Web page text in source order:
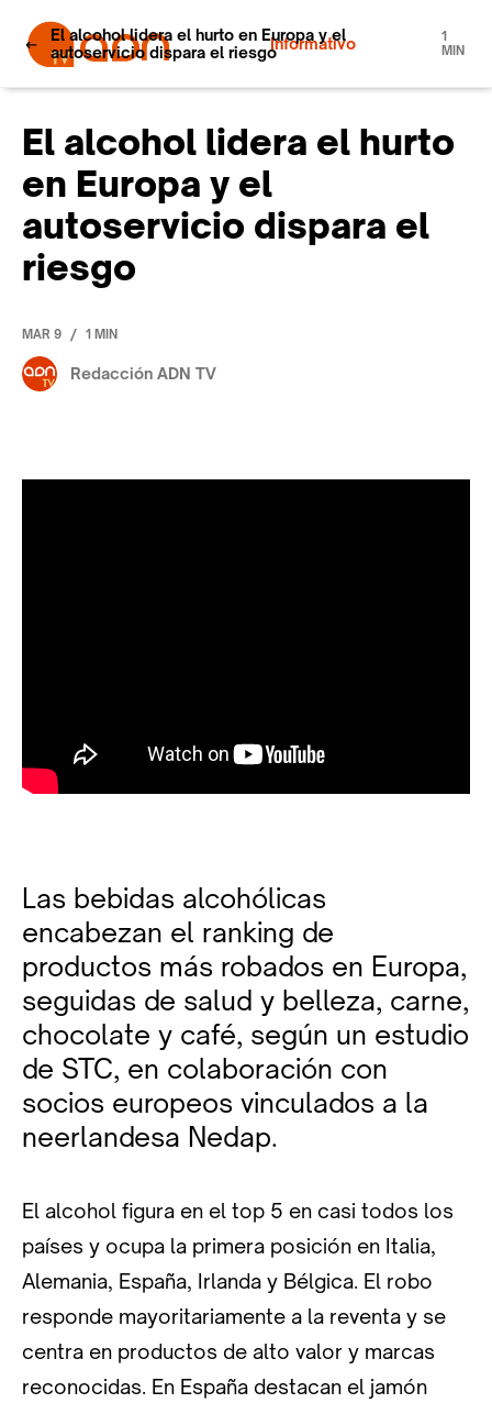
Informativo
El alcohol lidera el hurto en Europa y el
autoservicio dispara el riesgo
1
MIN
El alcohol lidera el hurto
en Europa y el
autoservicio dispara el
riesgo
MAR 9 / 1 MIN
Redacción ADN TV
Las bebidas alcohólicas
encabezan el ranking de
productos más robados en Europa,
seguidas de salud y belleza, carne,
chocolate y café, según un estudio
de STC, en colaboración con
socios europeos vinculados a la
neerlandesa Nedap.
El alcohol figura en el top 5 en casi todos los
países y ocupa la primera posición en Italia,
Alemania, España, Irlanda y Bélgica. El robo
responde mayoritariamente a la reventa y se
centra en productos de alto valor y marcas
reconocidas. En España destacan el jamón